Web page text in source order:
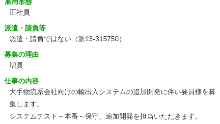
正社員
派遣・請負等
派遣・請負ではない（派13-315750）
募集の理由
増員
仕事の内容
大手物流系会社向けの輸出入システムの追加開発に伴い要員様を募
集します。
システムテスト～本番～保守、追加開発を担当いただきます。